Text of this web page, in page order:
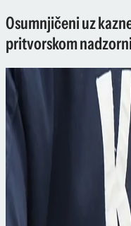
Osumnjičeni uz
pritvorskom